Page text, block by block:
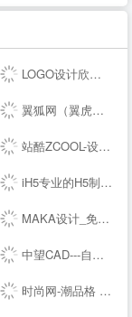
LOGO设计欣赏_国外标志设计欣赏 - LOGO圈
翼狐网（翼虎网）-学设计，上翼狐！
站酷ZCOOL-设计师互动平台-打开站酷，发现更好的设计！
iH5专业的H5制作工具
MAKA设计_免费H5页面制作,电子婚礼请帖制作,海量免费设计模板,电子邀请函模板,微信营销,h5制作,微场景和模板素材设计分享平台
中望CAD---自主研发的二三维CAD软件机械设计制图软件免费下载及初学入门教程
时尚网-潮品格 新时尚